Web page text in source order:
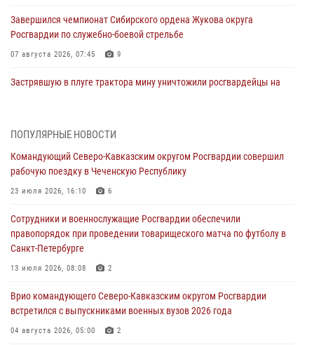
Завершился чемпионат Сибирского ордена Жукова округа
Росгвардии по служебно-боевой стрельбе
07 августа 2026, 07:45 9
Застрявшую в плуге трактора мину уничтожили росгвардейцы на
святого праведного воина Федора Ушакова (видео)
07 августа 2026, 06:15
Народной Республики
07 августа 2026, 05:00
Сотрудники Росгвардии в Забайкалье потушили загоревшийся дом
07 августа 2026, 04:10 1
Оказавшего сопротивление злоумышленника задержали при
ПОПУЛЯРНЫЕ НОВОСТИ
Командующий Северо-Кавказским округом Росгвардии совершил
рабочую поездку в Чеченскую Республику
23 июля 2026, 16:10 6
Сотрудники и военнослужащие Росгвардии обеспечили
правопорядок при проведении товарищеского матча по футболу в
Санкт-Петербурге
13 июля 2026, 08:08 2
Врио командующего Северо-Кавказским округом Росгвардии
встретился с выпускниками военных вузов 2026 года
04 августа 2026, 05:00 2